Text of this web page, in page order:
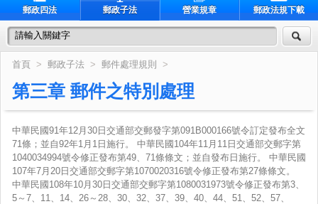
郵政四法 郵政子法 營業規章 郵政法規下載
首頁 > 郵政子法 > 郵件處理規則 >
第三章 郵件之特別處理
中華民國91年12月30日交通部交郵發字第091B000166號令訂定發布全文
71條；並自92年1月1日施行。 中華民國104年11月11日交通部交郵字第
1040034994號令修正發布第49、71條條文；並自發布日施行。 中華民國
107年7月20日交通部交郵字第1070020316號令修正發布第27條條文。
中華民國108年10月30日交通部交郵字第1080031973號令修正發布第3、
5～7、11、14、26～28、30、32、37、39、40、44、51、52、57、